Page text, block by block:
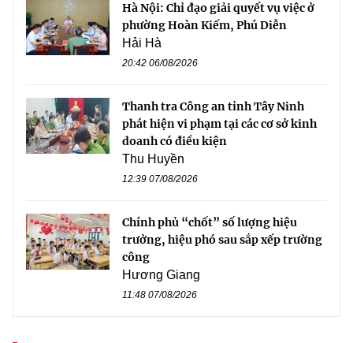
Hà Nội: Chỉ đạo giải quyết vụ việc ở
phường Hoàn Kiếm, Phú Diễn
Hải Hà
20:42 06/08/2026
Thanh tra Công an tỉnh Tây Ninh
phát hiện vi phạm tại các cơ sở kinh
doanh có điều kiện
Thu Huyền
12:39 07/08/2026
Chính phủ “chốt” số lượng hiệu
trưởng, hiệu phó sau sắp xếp trường
công
Hương Giang
11:48 07/08/2026